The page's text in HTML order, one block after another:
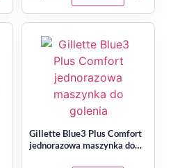
Gillette Blue3 Plus Comfort
jednorazowa maszynka do